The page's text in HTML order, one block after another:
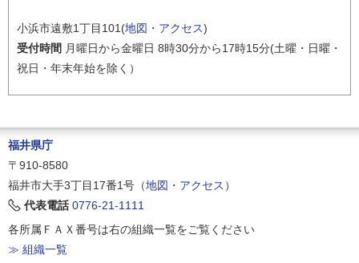
小浜市遠敷1丁目101(地図・アクセス)
受付時間 月曜日から金曜日 8時30分から17時15分(土曜・日曜・
祝日・年末年始を除く）
福井県庁
〒910-8580
福井市大手3丁目17番1号（地図・アクセス ）
代表電話 0776-21-1111
各所属ＦＡＸ番号は右の組織一覧をご覧ください
≫ 組織一覧